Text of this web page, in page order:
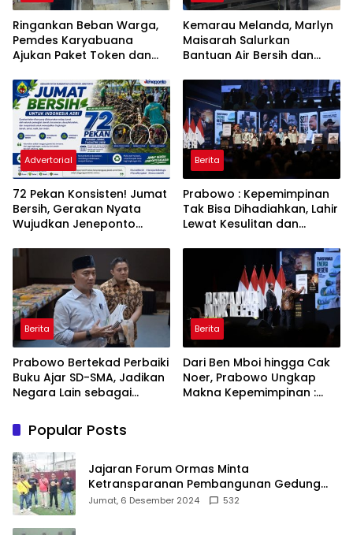
Ringankan Beban Warga,
Pemdes Karyabuana
Ajukan Paket Token dan
PLN
Kemarau Melanda, Marlyn
Maisarah Salurkan
Bantuan Air Bersih dan
Babakan Madang
Advertorial
72 Pekan Konsisten! Jumat
Bersih, Gerakan Nyata
Wujudkan Jeneponto
ASRI
Berita
Prabowo : Kepemimpinan
Tak Bisa Dihadiahkan, Lahir
Lewat Kesulitan dan
Berita
Prabowo Bertekad Perbaiki
Buku Ajar SD-SMA, Jadikan
Negara Lain sebagai
Berita
Dari Ben Mboi hingga Cak
Noer, Prabowo Ungkap
Makna Kepemimpinan :
Popular Posts
Jajaran Forum Ormas Minta
Ketransparanan Pembangunan Gedung
Damkar Di Kecamatan Cisoka
Jumat, 6 Desember 2024 532